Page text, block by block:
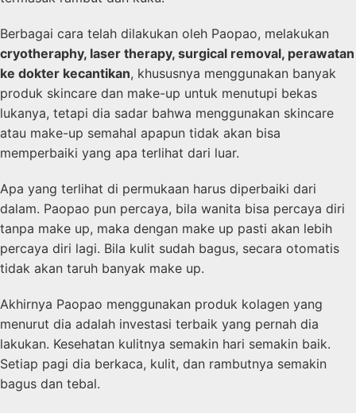
Berbagai cara telah dilakukan oleh Paopao, melakukan
cryotheraphy, laser therapy, surgical removal, perawatan
ke dokter kecantikan, khususnya menggunakan banyak
produk skincare dan make-up untuk menutupi bekas
lukanya, tetapi dia sadar bahwa menggunakan skincare
atau make-up semahal apapun tidak akan bisa
memperbaiki yang apa terlihat dari luar.
Apa yang terlihat di permukaan harus diperbaiki dari
dalam. Paopao pun percaya, bila wanita bisa percaya diri
tanpa make up, maka dengan make up pasti akan lebih
percaya diri lagi. Bila kulit sudah bagus, secara otomatis
tidak akan taruh banyak make up.
Akhirnya Paopao menggunakan produk kolagen yang
menurut dia adalah investasi terbaik yang pernah dia
lakukan. Kesehatan kulitnya semakin hari semakin baik.
Setiap pagi dia berkaca, kulit, dan rambutnya semakin
bagus dan tebal.